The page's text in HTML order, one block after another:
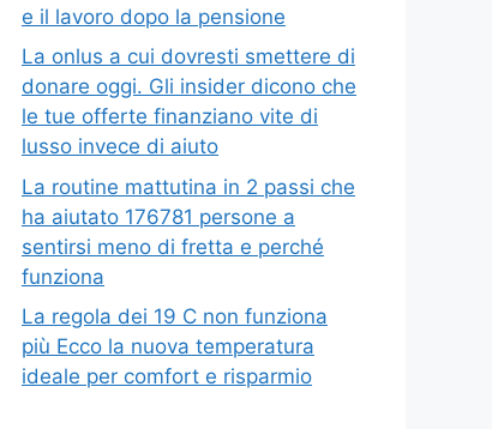
e il lavoro dopo la pensione
La onlus a cui dovresti smettere di
donare oggi. Gli insider dicono che
le tue offerte finanziano vite di
lusso invece di aiuto
La routine mattutina in 2 passi che
ha aiutato 176781 persone a
sentirsi meno di fretta e perché
funziona
La regola dei 19 C non funziona
più Ecco la nuova temperatura
ideale per comfort e risparmio